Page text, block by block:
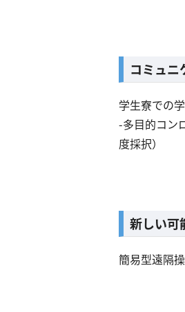
コミュニ
学生寮での
-多目的コン
度採択）
新しい可
簡易型遠隔